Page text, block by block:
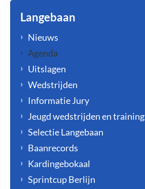
Langebaan
Nieuws
Agenda
Uitslagen
Wedstrijden
Informatie Jury
Jeugd wedstrijden en training
Selectie Langebaan
Baanrecords
Kardingebokaal
Sprintcup Berlijn